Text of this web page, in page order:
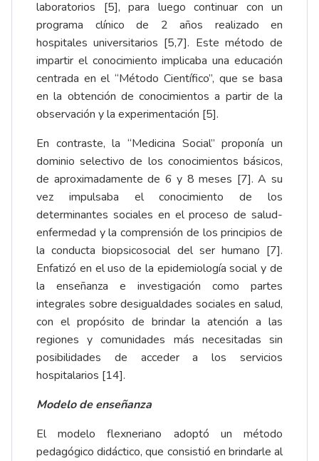
laboratorios [5], para luego continuar con un
programa clínico de 2 años realizado en
hospitales universitarios [5,7]. Este método de
impartir el conocimiento implicaba una educación
centrada en el “Método Científico”, que se basa
en la obtención de conocimientos a partir de la
observación y la experimentación [5].
En contraste, la “Medicina Social” proponía un
dominio selectivo de los conocimientos básicos,
de aproximadamente de 6 y 8 meses [7]. A su
vez impulsaba el conocimiento de los
determinantes sociales en el proceso de salud-
enfermedad y la comprensión de los principios de
la conducta biopsicosocial del ser humano [7].
Enfatizó en el uso de la epidemiología social y de
la enseñanza e investigación como partes
integrales sobre desigualdades sociales en salud,
con el propósito de brindar la atención a las
regiones y comunidades más necesitadas sin
posibilidades de acceder a los servicios
hospitalarios [14].
Modelo de enseñanza
El modelo flexneriano adoptó un método
pedagógico didáctico, que consistió en brindarle al